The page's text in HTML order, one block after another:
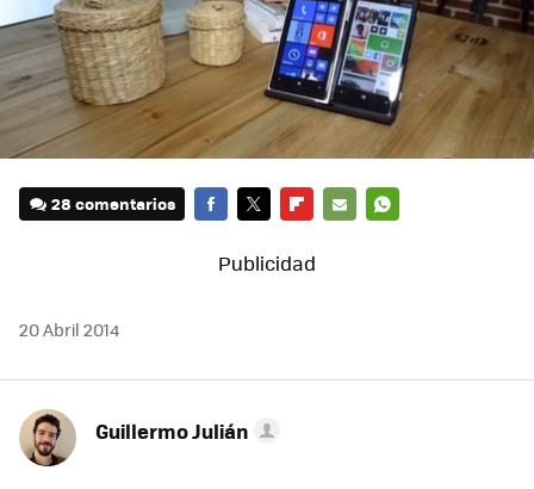
28 comentarios
20 Abril 2014
Guillermo Julián